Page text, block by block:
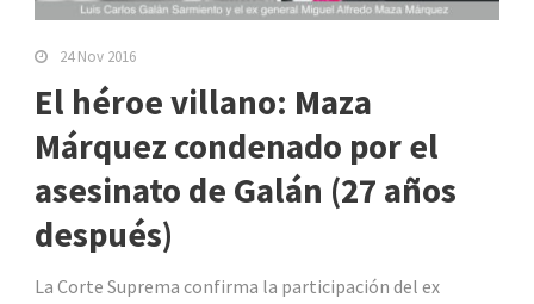
24 Nov 2016
El héroe villano: Maza
Márquez condenado por el
asesinato de Galán (27 años
después)
La Corte Suprema confirma la participación del ex